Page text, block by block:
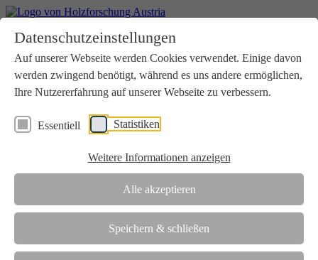
Datenschutzeinstellungen
Auf unserer Webseite werden Cookies verwendet. Einige davon
werden zwingend benötigt, während es uns andere ermöglichen,
Ihre Nutzererfahrung auf unserer Webseite zu verbessern.
Essentiell Statistiken
Weitere Informationen anzeigen
Alle akzeptieren
Speichern & schließen
Aktuelles
Downloads
Kontakt
Login
Verein
Wir unterstützen die Interessen der Holzbranche in enger
Zusammenarbeit mit Wissenschaft und Wirtschaft.
Die Holzforschung Austria ist akkreditierte Prüf-, Inspektions- und
Team